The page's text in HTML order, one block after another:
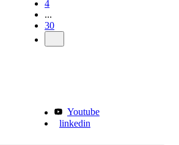
4
...
30
Youtube
linkedin